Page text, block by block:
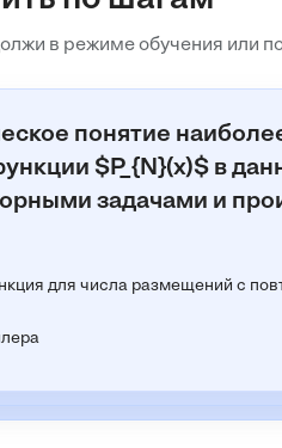
где
в режиме обучения или
понятие
$P_{N}(x)$ в
задачами и
для числа размещений с